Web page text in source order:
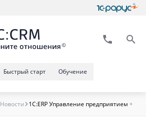
Обучение
Быстрый старт
Новости 1С:ERP Управление предприятием +